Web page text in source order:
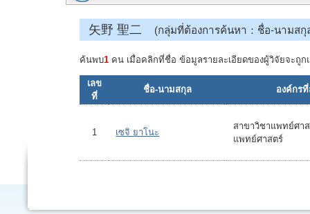
矢野 聖二 (กลุ่มที่ต้องการค้นหา：ชื่อ-นามสกุ
ค้นพบ1 คน เมื่อคลิกที่ชื่อ ข้อมูลรายละเอียดของผู้วิจัยจะถูก
เลข
ที่
ชื่อ-นามสกุล องค์กร
1 เซจิ ยาโนะ
สาขาวิชาแพทย์ศา
แพทย์ศาสตร์